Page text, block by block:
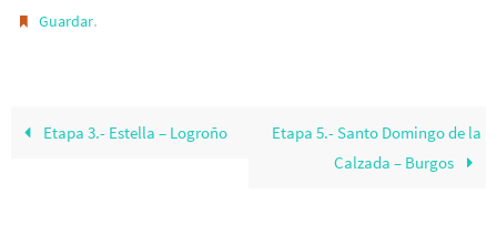
Guardar.
Etapa 3.- Estella – Logroño
Etapa 5.- Santo Domingo de la
Calzada – Burgos